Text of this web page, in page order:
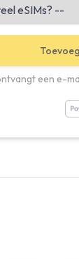
een e-